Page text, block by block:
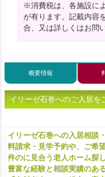
※消費税は、各施設に
が有ります。記載内容
合、又は詳しくはお問
概要情報
イリーゼ石巻へのご入居を
イリーゼ石巻への入居相談
料請求・見学予約や、ご希
件のに見合う老人ホーム探
豊富な経験と相談実績のあ